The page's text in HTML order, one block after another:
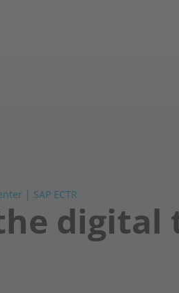
| SAP ECTR
digital